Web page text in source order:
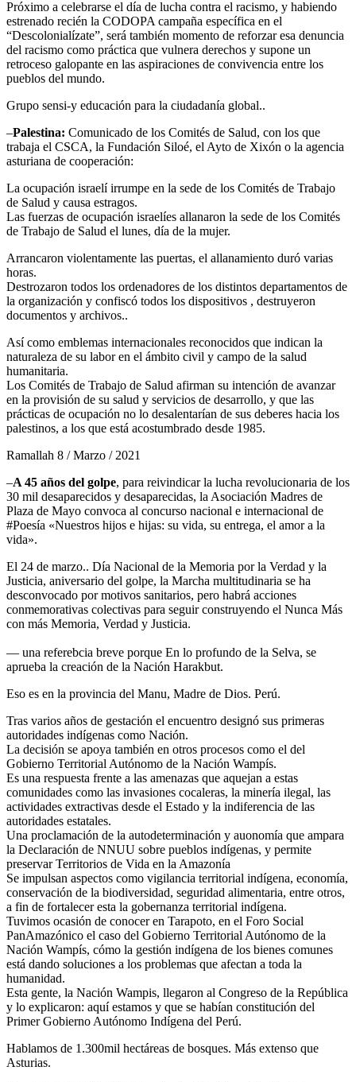
Próximo a celebrarse el día de lucha contra el racismo, y habiendo
estrenado recién la CODOPA campaña específica en el
“Descolonialízate”, será también momento de reforzar esa denuncia
del racismo como práctica que vulnera derechos y supone un
retroceso galopante en las aspiraciones de convivencia entre los
pueblos del mundo.
Grupo sensi-y educación para la ciudadanía global..
–Palestina: Comunicado de los Comités de Salud, con los que
trabaja el CSCA, la Fundación Siloé, el Ayto de Xixón o la agencia
asturiana de cooperación:
La ocupación israelí irrumpe en la sede de los Comités de Trabajo
de Salud y causa estragos.
Las fuerzas de ocupación israelíes allanaron la sede de los Comités
de Trabajo de Salud el lunes, día de la mujer.
Arrancaron violentamente las puertas, el allanamiento duró varias
horas.
Destrozaron todos los ordenadores de los distintos departamentos de
la organización y confiscó todos los dispositivos , destruyeron
documentos y archivos..
Así como emblemas internacionales reconocidos que indican la
naturaleza de su labor en el ámbito civil y campo de la salud
humanitaria.
Los Comités de Trabajo de Salud afirman su intención de avanzar
en la provisión de su salud y servicios de desarrollo, y que las
prácticas de ocupación no lo desalentarían de sus deberes hacia los
palestinos, a los que está acostumbrado desde 1985.
Ramallah 8 / Marzo / 2021
–A 45 años del golpe, para reivindicar la lucha revolucionaria de los
30 mil desaparecidos y desaparecidas, la Asociación Madres de
Plaza de Mayo convoca al concurso nacional e internacional de
#Poesía «Nuestros hijos e hijas: su vida, su entrega, el amor a la
vida».
El 24 de marzo.. Día Nacional de la Memoria por la Verdad y la
Justicia, aniversario del golpe, la Marcha multitudinaria se ha
desconvocado por motivos sanitarios, pero habrá acciones
conmemorativas colectivas para seguir construyendo el Nunca Más
con más Memoria, Verdad y Justicia.
— una referebcia breve porque En lo profundo de la Selva, se
aprueba la creación de la Nación Harakbut.
Eso es en la provincia del Manu, Madre de Dios. Perú.
Tras varios años de gestación el encuentro designó sus primeras
autoridades indígenas como Nación.
La decisión se apoya también en otros procesos como el del
Gobierno Territorial Autónomo de la Nación Wampís.
Es una respuesta frente a las amenazas que aquejan a estas
comunidades como las invasiones cocaleras, la minería ilegal, las
actividades extractivas desde el Estado y la indiferencia de las
autoridades estatales.
Una proclamación de la autodeterminación y auonomía que ampara
la Declaración de NNUU sobre pueblos indígenas, y permite
preservar Territorios de Vida en la Amazonía
Se impulsan aspectos como vigilancia territorial indígena, economía,
conservación de la biodiversidad, seguridad alimentaria, entre otros,
a fin de fortalecer esta la gobernanza territorial indígena.
Tuvimos ocasión de conocer en Tarapoto, en el Foro Social
PanAmazónico el caso del Gobierno Territorial Autónomo de la
Nación Wampís, cómo la gestión indígena de los bienes comunes
está dando soluciones a los problemas que afectan a toda la
humanidad.
Esta gente, la Nación Wampis, llegaron al Congreso de la República
y lo explicaron: aquí estamos y que se habían constitución del
Primer Gobierno Autónomo Indígena del Perú.
Hablamos de 1.300mil hectáreas de bosques. Más extenso que
Asturias.